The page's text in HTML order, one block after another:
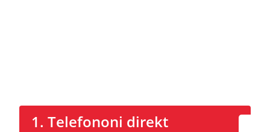
1. Telefononi direkt